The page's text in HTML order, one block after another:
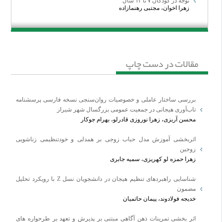
کنند.
عدم رعایت این الزامات منجر به رد مقاله در مرحله بررسی اولیه خواهد شد.
*******************
Journal of R esearch Psychological H ealth
********************
توچه: بخشی از هزینه های چاپ مقاله شامل ویراستاری، صفحه آرایی و نمایه
زهرا اخوان، مجتبی رهنمازاده
مقالات در دست چاپ
بررسی ساختار عاملی و خصوصیات روان‌سنجی نسخه فارسی پرسشنامه
تاب‌آوری هیجانی در جمعیت عمومی بزرگسال شهر شیراز
محسن آربزی، زهرا نوروزی قادرلو، بهرام جوکار
اثربخشی آموزش مدل حباب زوجی بر همدلی و خودتنظیمی زناشویی
زوجین
زهرا حمزه لو کهریزی، سمیه جابری
شناسایی راهبردهای تنظیم هیجان در دانشجویان نسل Z با رویکرد تحلیل
مضمون
خدیجه فولادوند، پیمان حاتمیان
اثر بخشی تمرینات ذهن آگاهی مبتنی بر پذیرش و تعهد بر طرحواره های